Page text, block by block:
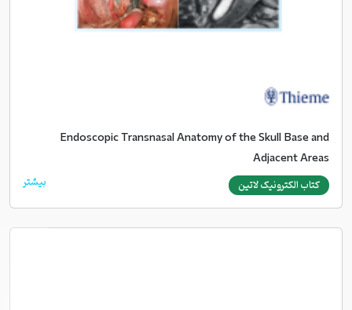
Endoscopic Transnasal Anatomy of the Skull Base and
Adjacent Areas
کتاب الکترونیک لاتین بیشتر